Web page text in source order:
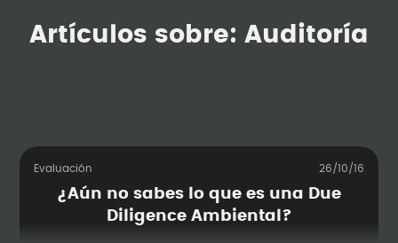
Artículos sobre: Auditoría
Evaluación 26/10/16
¿Aún no sabes lo que es una Due
Diligence Ambiental?